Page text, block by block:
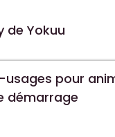
Yokuu
pour
démarrage